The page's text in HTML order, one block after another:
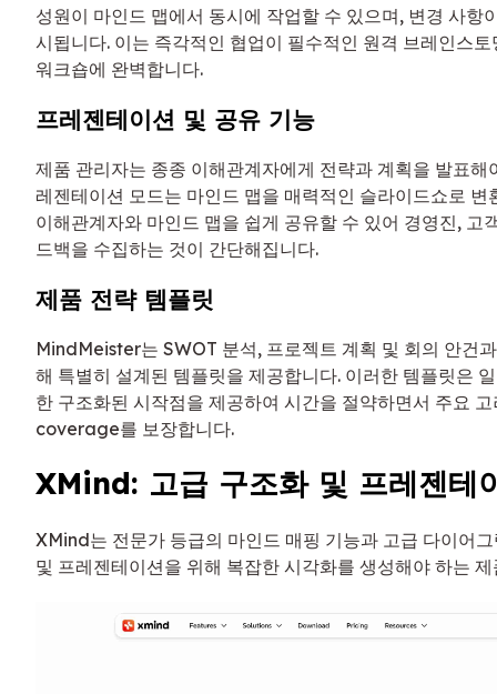
성원이 마인드 맵에서 동시에 작업할 수 있으며, 변경 사항
시됩니다. 이는 즉각적인 협업이 필수적인 원격 브레인스
워크숍에 완벽합니다.
프레젠테이션 및 공유 기능
제품 관리자는 종종 이해관계자에게 전략과 계획을 발표
레젠테이션 모드는 마인드 맵을 매력적인 슬라이드쇼로 변
이해관계자와 마인드 맵을 쉽게 공유할 수 있어 경영진, 고
드백을 수집하는 것이 간단해집니다.
제품 전략 템플릿
MindMeister는 SWOT 분석, 프로젝트 계획 및 회의 안건
해 특별히 설계된 템플릿을 제공합니다. 이러한 템플릿은
한 구조화된 시작점을 제공하여 시간을 절약하면서 주요
coverage를 보장합니다.
XMind: 고급 구조화 및 프레젠테
XMind는 전문가 등급의 마인드 매핑 기능과 고급 다이어
및 프레젠테이션을 위해 복잡한 시각화를 생성해야 하는